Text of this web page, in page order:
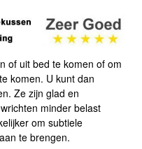
of uit bed te komen of om
komen. U kunt dan
Ze zijn glad en
minder belast
om subtiele
te brengen.